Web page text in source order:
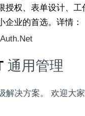
授权、表单设计、工
业的首选。详情：
通用管理
解决方案。 欢迎大